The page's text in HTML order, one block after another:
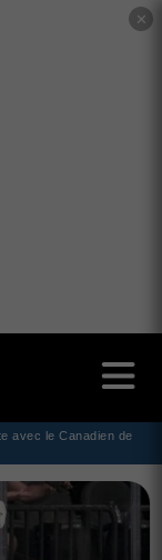
✕
avec le Canadien de